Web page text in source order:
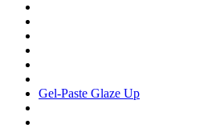
Gel-Paste Glaze Up